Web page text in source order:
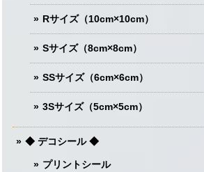
Rサイズ（10cm×10cm）
Sサイズ（8cm×8cm）
SSサイズ（6cm×6cm）
3Sサイズ（5cm×5cm）
◆ デコシール ◆
プリントシール